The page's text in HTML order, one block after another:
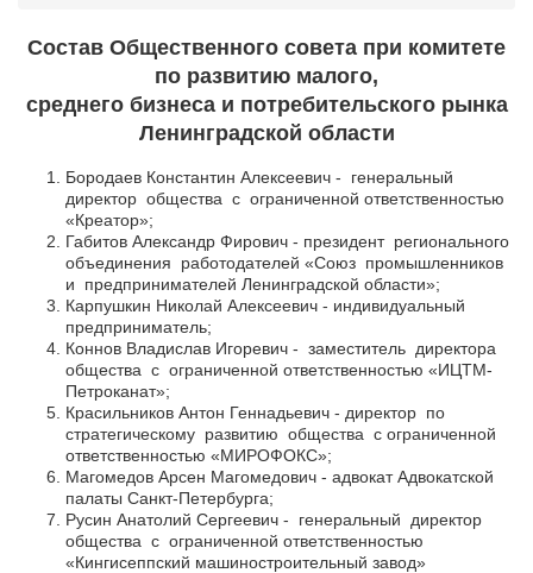
Состав Общественного совета при комитете
по развитию малого,
среднего бизнеса и потребительского рынка
Ленинградской области
Бородаев Константин Алексеевич - генеральный
директор общества с ограниченной ответственностью
«Креатор»;
Габитов Александр Фирович - президент регионального
объединения работодателей «Союз промышленников
и предпринимателей Ленинградской области»;
Карпушкин Николай Алексеевич - индивидуальный
предприниматель;
Коннов Владислав Игоревич - заместитель директора
общества с ограниченной ответственностью «ИЦТМ-
Петроканат»;
Красильников Антон Геннадьевич - директор по
стратегическому развитию общества с ограниченной
ответственностью «МИРОФОКС»;
Магомедов Арсен Магомедович - адвокат Адвокатской
палаты Санкт-Петербурга;
Русин Анатолий Сергеевич - генеральный директор
общества с ограниченной ответственностью
«Кингисеппский машиностроительный завод»